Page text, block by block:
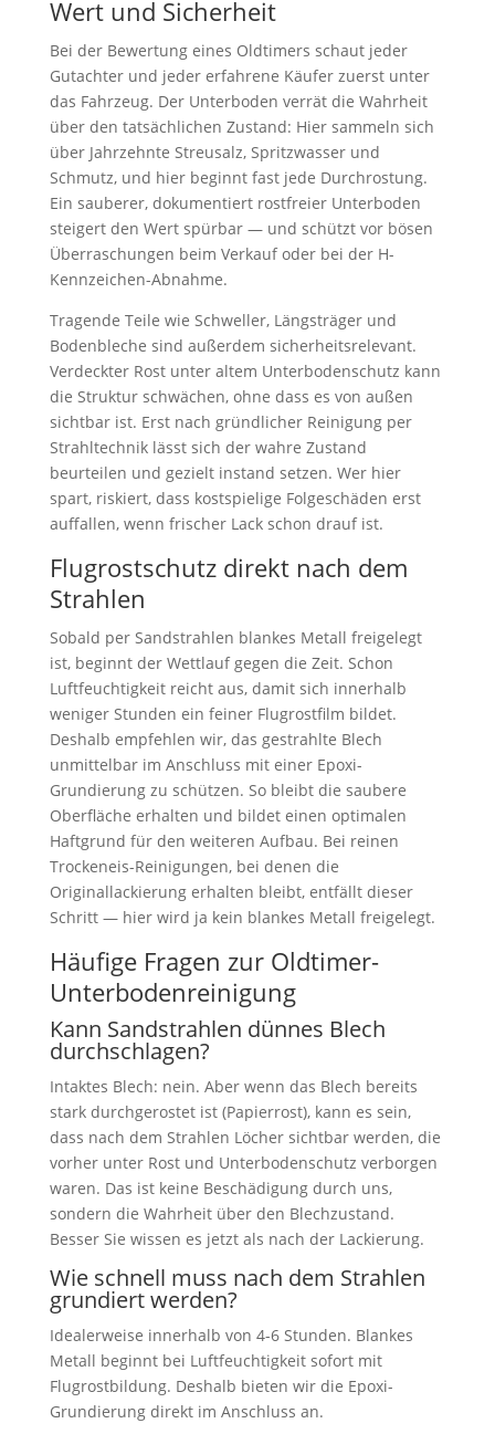
Wert und Sicherheit
Bei der Bewertung eines Oldtimers schaut jeder
Gutachter und jeder erfahrene Käufer zuerst unter
das Fahrzeug. Der Unterboden verrät die Wahrheit
über den tatsächlichen Zustand: Hier sammeln sich
über Jahrzehnte Streusalz, Spritzwasser und
Schmutz, und hier beginnt fast jede Durchrostung.
Ein sauberer, dokumentiert rostfreier Unterboden
steigert den Wert spürbar — und schützt vor bösen
Überraschungen beim Verkauf oder bei der H-
Kennzeichen-Abnahme.
Tragende Teile wie Schweller, Längsträger und
Bodenbleche sind außerdem sicherheitsrelevant.
Verdeckter Rost unter altem Unterbodenschutz kann
die Struktur schwächen, ohne dass es von außen
sichtbar ist. Erst nach gründlicher Reinigung per
Strahltechnik lässt sich der wahre Zustand
beurteilen und gezielt instand setzen. Wer hier
spart, riskiert, dass kostspielige Folgeschäden erst
auffallen, wenn frischer Lack schon drauf ist.
Flugrostschutz direkt nach dem
Strahlen
Sobald per Sandstrahlen blankes Metall freigelegt
ist, beginnt der Wettlauf gegen die Zeit. Schon
Luftfeuchtigkeit reicht aus, damit sich innerhalb
weniger Stunden ein feiner Flugrostfilm bildet.
Deshalb empfehlen wir, das gestrahlte Blech
unmittelbar im Anschluss mit einer Epoxi-
Grundierung zu schützen. So bleibt die saubere
Oberfläche erhalten und bildet einen optimalen
Haftgrund für den weiteren Aufbau. Bei reinen
Trockeneis-Reinigungen, bei denen die
Originallackierung erhalten bleibt, entfällt dieser
Schritt — hier wird ja kein blankes Metall freigelegt.
Häufige Fragen zur Oldtimer-
Unterbodenreinigung
Kann Sandstrahlen dünnes Blech
durchschlagen?
Intaktes Blech: nein. Aber wenn das Blech bereits
stark durchgerostet ist (Papierrost), kann es sein,
dass nach dem Strahlen Löcher sichtbar werden, die
vorher unter Rost und Unterbodenschutz verborgen
waren. Das ist keine Beschädigung durch uns,
sondern die Wahrheit über den Blechzustand.
Besser Sie wissen es jetzt als nach der Lackierung.
Wie schnell muss nach dem Strahlen
grundiert werden?
Idealerweise innerhalb von 4-6 Stunden. Blankes
Metall beginnt bei Luftfeuchtigkeit sofort mit
Flugrostbildung. Deshalb bieten wir die Epoxi-
Grundierung direkt im Anschluss an.